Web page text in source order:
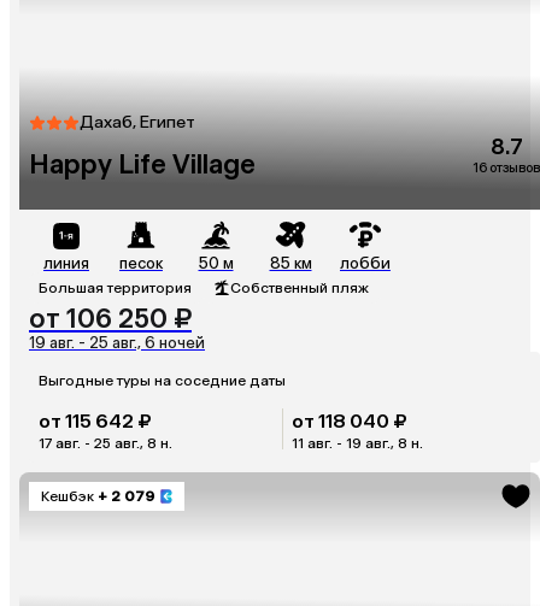
Дахаб, Египет
Happy Life Village
8.7
16 отзывов
линия песок 50 м 85 км лобби
Большая территория Собственный пляж
от 106 250 ₽
19 авг. - 25 авг., 6 ночей
Выгодные туры на соседние даты
от 115 642 ₽
17 авг. - 25 авг., 8 н.
от 118 040 ₽
11 авг. - 19 авг., 8 н.
Кешбэк + 2 079